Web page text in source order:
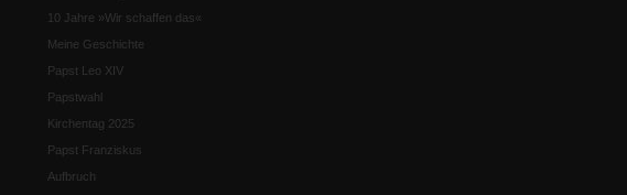
10 Jahre »Wir schaffen das«
Meine Geschichte
Papst Leo XIV
Papstwahl
Kirchentag 2025
Papst Franziskus
Aufbruch